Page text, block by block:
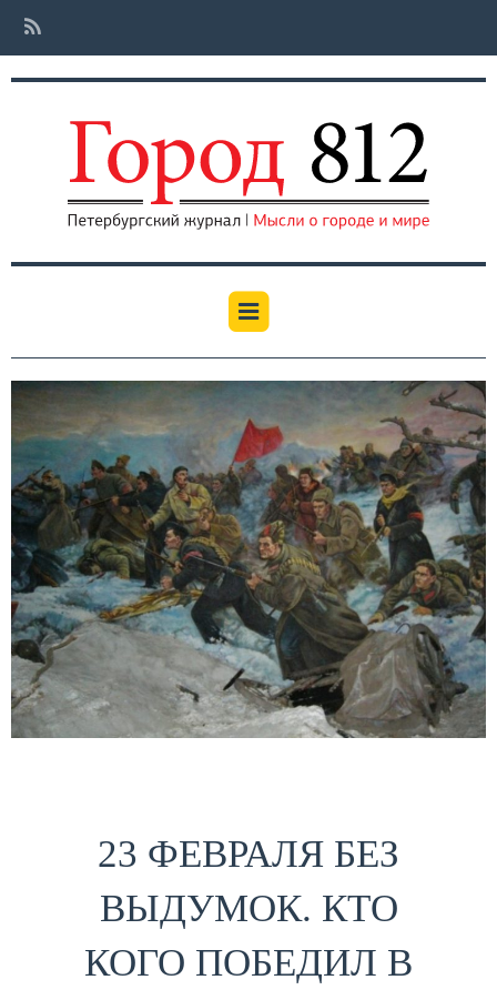
23 ФЕВРАЛЯ БЕЗ
ВЫДУМОК. КТО
КОГО ПОБЕДИЛ В